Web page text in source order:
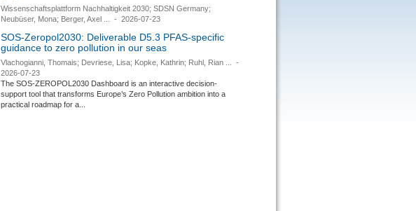
Wissenschaftsplattform Nachhaltigkeit 2030; SDSN Germany;
Neubüser, Mona; Berger, Axel ...
- 2026-07-23
SOS-Zeropol2030: Deliverable D5.3 PFAS-specific
guidance to zero pollution in our seas
Vlachogianni, Thomais; Devriese, Lisa; Kopke, Kathrin; Ruhl, Rian ...
-
2026-07-23
The SOS-ZEROPOL2030 Dashboard is an interactive decision-
support tool that transforms Europe’s Zero Pollution ambition into a
practical roadmap for a...